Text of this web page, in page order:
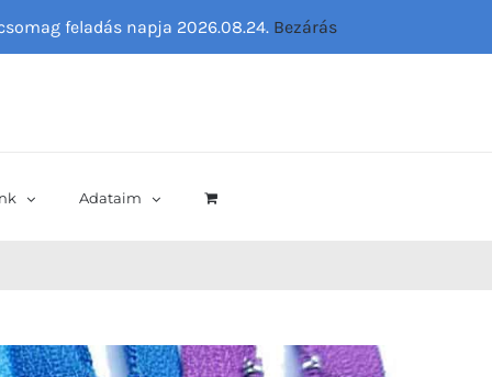
Adataim
feladás napja 2026.08.24. Bezárás